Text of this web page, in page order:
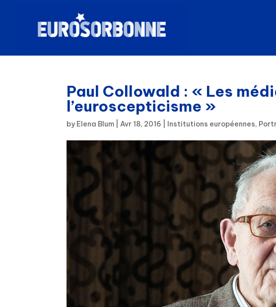
Paul Collowald : « Les
l’euroscepticisme »
by Elena Blum |Avr 18, 2016 Institutions européennes,